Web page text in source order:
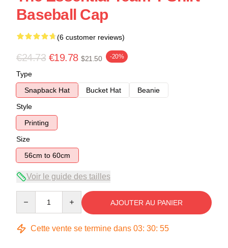
Baseball Cap
(6 customer reviews)
€24.73 €19.78 $21.50 -20%
Type
Snapback Hat
Bucket Hat
Beanie
Style
Printing
Size
56cm to 60cm
Voir le guide des tailles
AJOUTER AU PANIER
Cette vente se termine dans 03: 30: 54